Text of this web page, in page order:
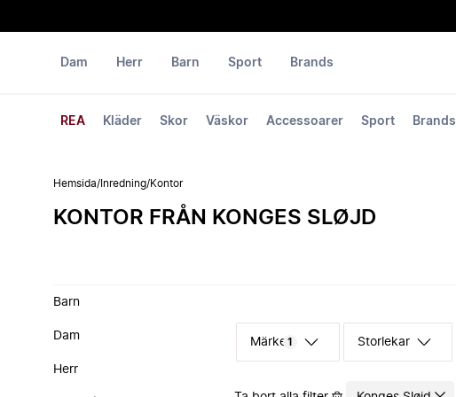
Dam
REA Kläder Skor Väskor Accessoarer Sport Brands
Herr Barn Sport Brands
Hemsida/ Inredning/Kontor
KONTOR FRÅN KONGES SLØJD
Barn
Dam
Herr
Märke 1 Storlekar